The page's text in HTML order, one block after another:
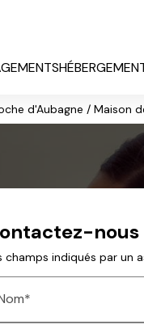
d'Aubagne /
nous
champs indiqués par un